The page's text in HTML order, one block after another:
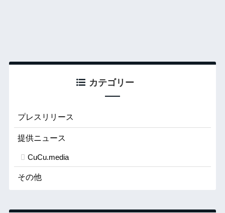
カテゴリー
プレスリリース
提供ニュース
CuCu.media
その他